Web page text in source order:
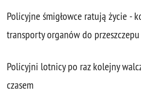
Policyjne śmigłowce ratują życie -
transporty organów do przeszczepu
Policyjni lotnicy po raz kolejny
czasem